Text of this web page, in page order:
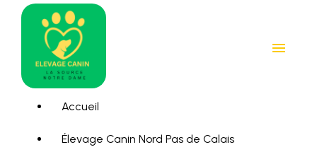
menu
Accueil
Élevage Canin Nord Pas de Calais
Panneau de gestion des cookies